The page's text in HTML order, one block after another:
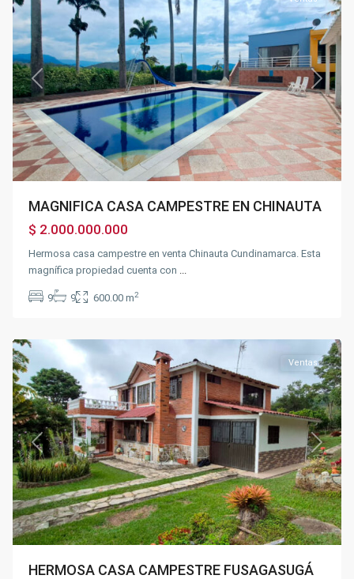
Previous Next
MAGNIFICA CASA CAMPESTRE EN CHINAUTA
$ 2.000.000.000
Hermosa casa campestre en venta Chinauta Cundinamarca. Esta
magnífica propiedad cuenta con
9 9 600.00 m2
Previous Next
Ventas
HERMOSA CASA CAMPESTRE FUSAGASUGÁ